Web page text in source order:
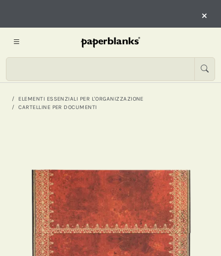
×
ELEMENTI ESSENZIALI PER L'ORGANIZZAZIONE
CARTELLINE PER DOCUMENTI